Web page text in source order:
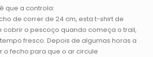
que a controla:
de correr de 24 cm, esta t-shirt de
o pescoço quando começa o trail,
fresco. Depois de algumas horas a
o fecho para que o ar circule